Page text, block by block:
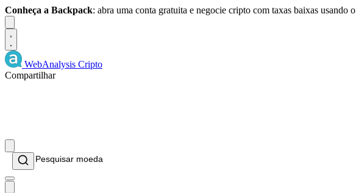
Conheça a Backpack: abra uma conta gratuita e negocie cripto com taxas baixas usando o
WebAnalysis Cripto
Compartilhar